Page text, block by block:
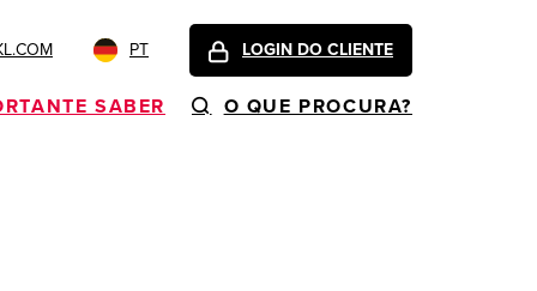
PT LOGIN DO CLIENTE
SABER O QUE PROCURA?